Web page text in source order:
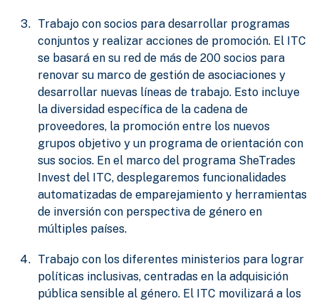
Trabajo con socios para desarrollar programas
conjuntos y realizar acciones de promoción. El ITC
se basará en su red de más de 200 socios para
renovar su marco de gestión de asociaciones y
desarrollar nuevas líneas de trabajo. Esto incluye
la diversidad específica de la cadena de
proveedores, la promoción entre los nuevos
grupos objetivo y un programa de orientación con
sus socios. En el marco del programa SheTrades
Invest del ITC, desplegaremos funcionalidades
automatizadas de emparejamiento y herramientas
de inversión con perspectiva de género en
múltiples países.
Trabajo con los diferentes ministerios para lograr
políticas inclusivas, centradas en la adquisición
pública sensible al género. El ITC movilizará a los